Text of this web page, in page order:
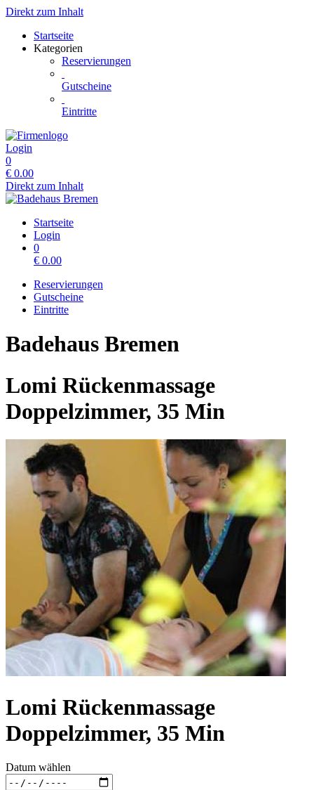
Direkt zum Inhalt
Startseite
Kategorien
Reservierungen
Gutscheine
Eintritte
Login
0
€ 0.00
Direkt zum Inhalt
Startseite
Login
0
€ 0.00
Reservierungen
Gutscheine
Eintritte
Badehaus Bremen
Lomi Rückenmassage
Doppelzimmer, 35 Min
Lomi Rückenmassage
Doppelzimmer, 35 Min
Datum wählen